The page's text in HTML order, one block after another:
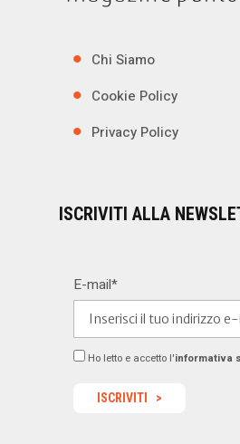
Chi Siamo
Cookie Policy
Privacy Policy
ISCRIVITI ALLA
E-mail*
Ho letto e accetto l'informativa